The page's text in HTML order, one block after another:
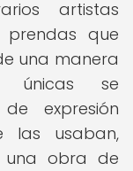
artistas
que
una manera
únicas se
expresión
las usaban,
una obra de